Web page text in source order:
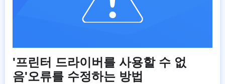
'프린터 드라이버를 사용할 수 없
음'오류를 수정하는 방법